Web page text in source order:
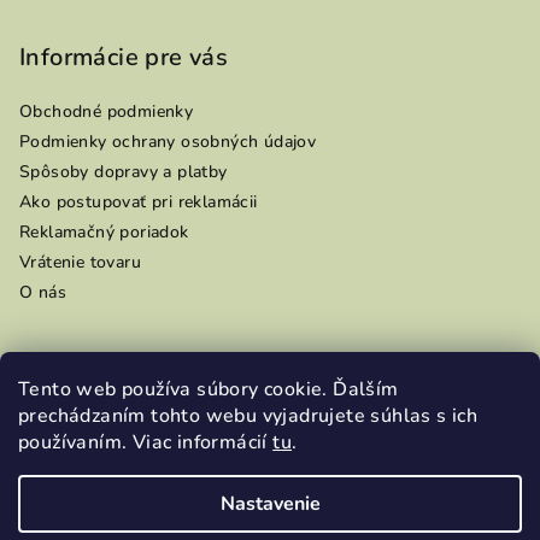
Tento web používa súbory cookie. Ďalším
prechádzaním tohto webu vyjadrujete súhlas s ich
používaním. Viac informáciítu.
Nastavenie
Informácie pre vás
Obchodné podmienky
Podmienky ochrany osobných údajov
Spôsoby dopravy a platby
Ako postupovať pri reklamácii
Reklamačný poriadok
Vrátenie tovaru
O nás
Prijímame online platby